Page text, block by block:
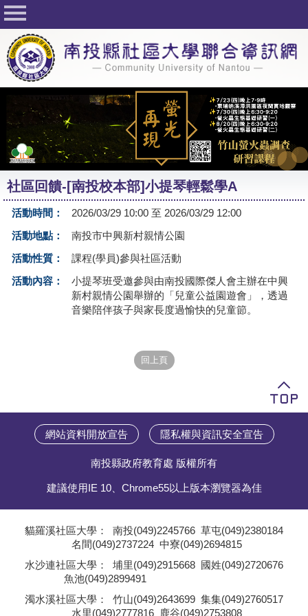
回首頁
關於社大
公佈欄
行事曆
最新活動
活動花絮
課程一覽表
志工與社團
友站連結
社區回饋-[南投校本部]小提琴輕鬆學A
活動時間：
2026/03/29 10:00 至 2026/03/29 12:00
活動地點：
南投市中興新村親情公園
活動性質：
課程(學員)參與社區活動
活動內容：
小提琴班受邀參與由南投國際傑人會主辦在中興
新村親情公園舉辦的「兒童公益園遊會」，透過
音樂陪伴孩子與家長度過愉快的兒童節。
網站資料開放宣告 隱私權與資訊安全宣告
南投縣政府教育處 版權所有
建議使用IE 10、Chrome55以上版本瀏覽器為佳
貓羅溪社區大學： 南投(049)2245766 草屯(049)2380184
名間(049)2737224 中寮(049)2694815
水沙連社區大學： 埔里(049)2915668 國姓(049)2720676
魚池(049)2899491
濁水溪社區大學： 竹山(049)2643699 集集(049)2760517
水里(049)2777816 鹿谷(049)2753808